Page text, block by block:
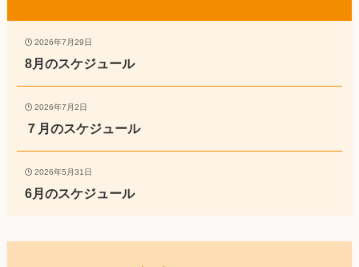
2026年7月29日
8月のスケジュール
2026年7月2日
７月のスケジュール
2026年5月31日
6月のスケジュール